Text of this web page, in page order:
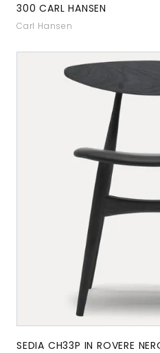
300 CARL HANSEN
Carl Hansen
SEDIA CH33P IN ROVERE